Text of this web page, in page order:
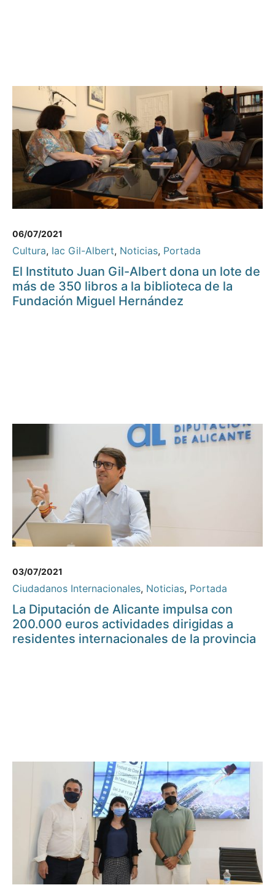
06/07/2021
Cultura, Iac Gil-Albert, Noticias, Portada
El Instituto Juan Gil-Albert dona un lote de
más de 350 libros a la biblioteca de la
Fundación Miguel Hernández
03/07/2021
Ciudadanos Internacionales, Noticias, Portada
La Diputación de Alicante impulsa con
200.000 euros actividades dirigidas a
residentes internacionales de la provincia